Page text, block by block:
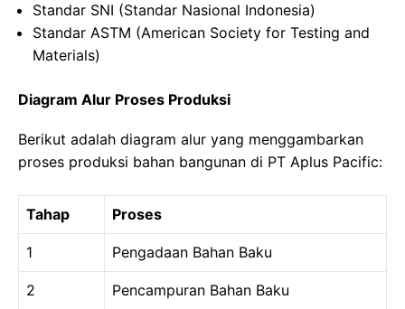
Standar SNI (Standar Nasional Indonesia)
Standar ASTM (American Society for Testing and
Materials)
Diagram Alur Proses Produksi
Berikut adalah diagram alur yang menggambarkan
proses produksi bahan bangunan di PT Aplus Pacific:
Tahap Proses
1 Pengadaan Bahan Baku
2 Pencampuran Bahan Baku